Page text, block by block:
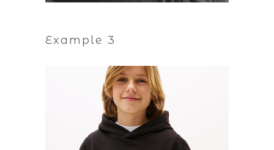
Example 3